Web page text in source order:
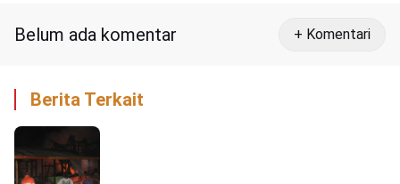
Belum ada komentar + Komentari
Berita Terkait